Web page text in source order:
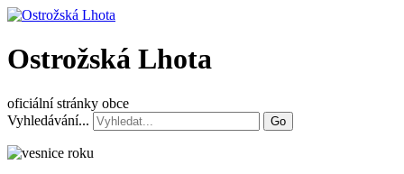
Ostrožská Lhota
oficiální stránky obce
Vyhledávání...
Go